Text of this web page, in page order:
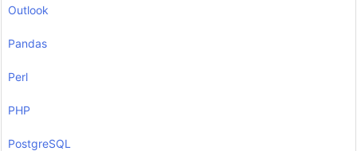
Outlook
Pandas
Perl
PHP
PostgreSQL